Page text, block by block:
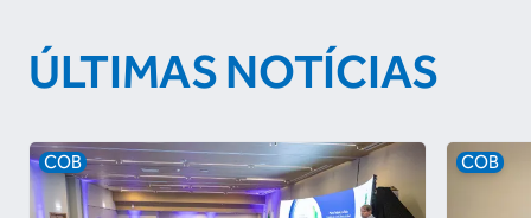
ÚLTIMAS NOTÍCIAS
COB COB